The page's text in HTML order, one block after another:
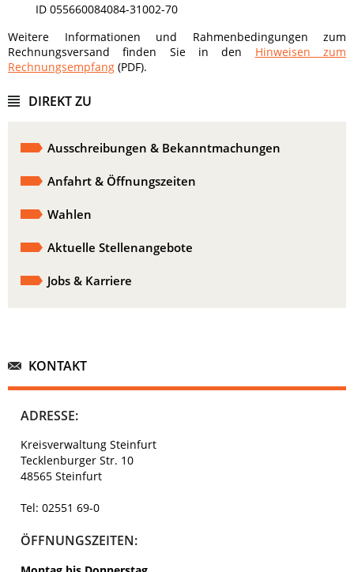
ID 055660084084-31002-70
Weitere Informationen und Rahmenbedingungen zum
Rechnungsversand finden Sie in den Hinweisen zum
Rechnungsempfang (PDF).
DIREKT ZU
Ausschreibungen & Bekanntmachungen
Anfahrt & Öffnungszeiten
Wahlen
Aktuelle Stellenangebote
Jobs & Karriere
KONTAKT
ADRESSE:
Kreisverwaltung Steinfurt
Tecklenburger Str. 10
48565 Steinfurt
Tel: 02551 69-0
ÖFFNUNGSZEITEN: